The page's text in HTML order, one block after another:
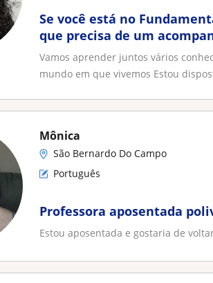
Se você está no
que precisa de um
uma professora que ama
nessa aventura do
Vamos aprender juntos vários
mundo em que vivemos Estou
Mônica
São Bernardo Do Campo
Português
Professora aposentada
Estou aposentada e gostaria de